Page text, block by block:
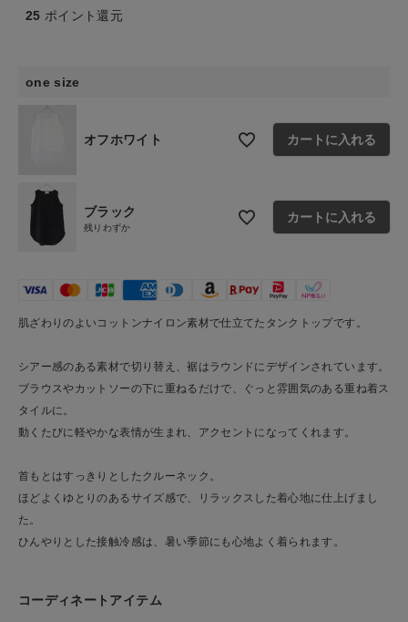
全ての商品
ご利用ガイド
お問い合わせ
25 ポイント還元
one size
オフホワイト カートに入れる
ブラック
残りわずか
カートに入れる
肌ざわりのよいコットンナイロン素材で仕立てたタンクトップです。
シアー感のある素材で切り替え、裾はラウンドにデザインされています。
ブラウスやカットソーの下に重ねるだけで、ぐっと雰囲気のある重ね着ス
タイルに。
動くたびに軽やかな表情が生まれ、アクセントになってくれます。
首もとはすっきりとしたクルーネック。
ほどよくゆとりのあるサイズ感で、リラックスした着心地に仕上げまし
た。
ひんやりとした接触冷感は、暑い季節にも心地よく着られます。
コーディネートアイテム